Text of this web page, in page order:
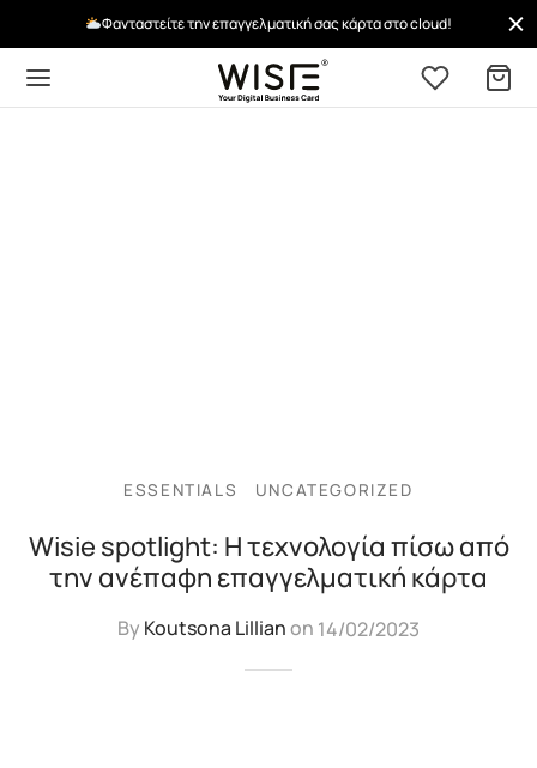
Φανταστείτε την επαγγελματική σας κάρτα στο cloud!
ESSENTIALS UNCATEGORIZED
Wisie spotlight: Η τεχνολογία πίσω από
την ανέπαφη επαγγελματική κάρτα
By Koutsona Lillianon 14/02/2023